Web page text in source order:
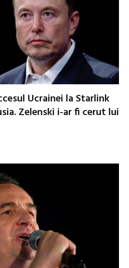
Ucrainei la Starlink
Zelenski i-ar fi cerut lui